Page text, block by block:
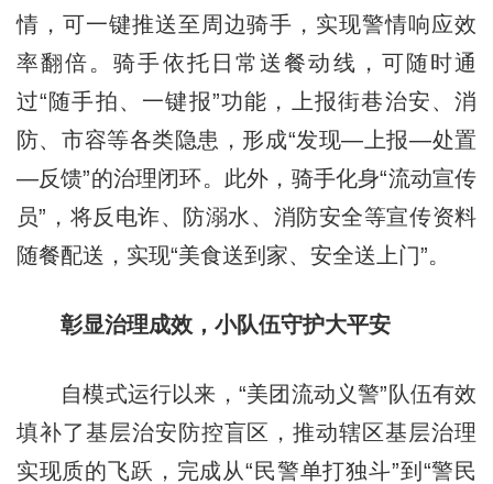
情，可一键推送至周边骑手，实现警情响应效
率翻倍。骑手依托日常送餐动线，可随时通
过“随手拍、一键报”功能，上报街巷治安、消
防、市容等各类隐患，形成“发现—上报—处置
—反馈”的治理闭环。此外，骑手化身“流动宣传
员”，将反电诈、防溺水、消防安全等宣传资料
随餐配送，实现“美食送到家、安全送上门”。
彰显治理成效，小队伍守护大平安
自模式运行以来，“美团流动义警”队伍有效
填补了基层治安防控盲区，推动辖区基层治理
实现质的飞跃，完成从“民警单打独斗”到“警民